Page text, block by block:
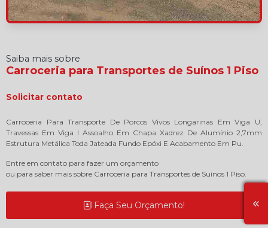
Saiba mais sobre
Carroceria para Transportes de Suínos 1 Piso
Solicitar contato
Carroceria Para Transporte De Porcos Vivos Longarinas Em Viga U,
Travessas Em Viga I Assoalho Em Chapa Xadrez De Alumínio 2,7mm
Estrutura Metálica Toda Jateada Fundo Epóxi E Acabamento Em Pu.
Entre em contato para fazer um orçamento
ou para saber mais sobre Carroceria para Transportes de Suínos 1 Piso.
Faça Seu Orçamento!